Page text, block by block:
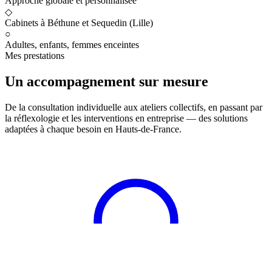
◇
Cabinets à Béthune et Sequedin (Lille)
○
Adultes, enfants, femmes enceintes
Mes prestations
Un accompagnement sur mesure
De la consultation individuelle aux ateliers collectifs, en passant par
la réflexologie et les interventions en entreprise — des solutions
adaptées à chaque besoin en Hauts-de-France.